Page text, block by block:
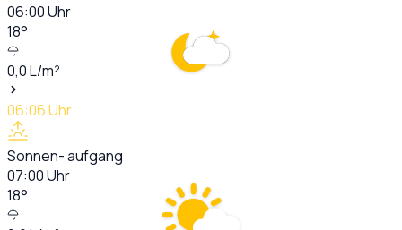
06:00Uhr
18°
0,0L/m²
06:06Uhr
Sonnen- aufgang
07:00Uhr
18°